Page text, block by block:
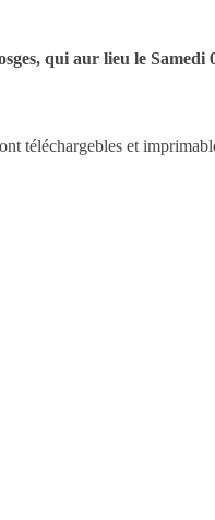
qui aur lieu le Samedi
téléchargebles et